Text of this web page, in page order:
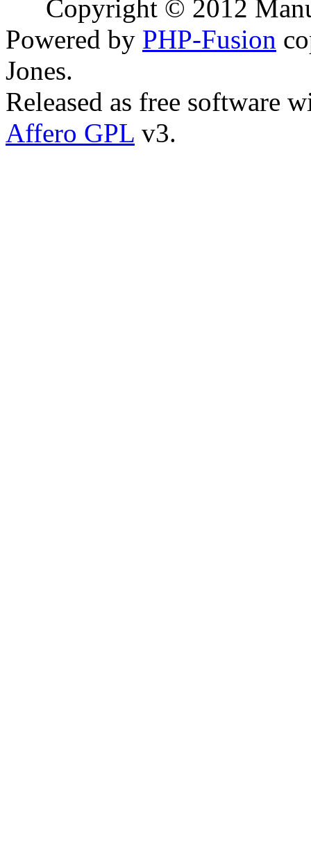
Copyright © 2012
Powered by PHP-Fusion
Jones.
Released as free software
Affero GPL v3.